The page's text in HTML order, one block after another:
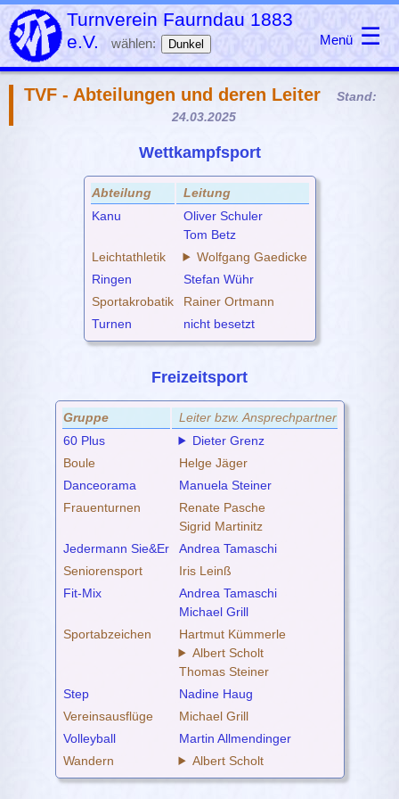
Menü ☰
Turnverein Faurndau 1883
e.V.
wählen: Dunkel
TVF - Abteilungen und deren Leiter
Stand:
24.03.2025
Wettkampfsport
Abteilung
Leitung
Kanu
Oliver Schuler
Tom Betz
Leichtathletik
Wolfgang Gaedicke
Ringen
Stefan Wühr
Sportakrobatik
Rainer Ortmann
Turnen
nicht besetzt
Freizeitsport
Gruppe
Leiter bzw. Ansprechpartner
60 Plus
Dieter Grenz
Boule
Helge Jäger
Danceorama
Manuela Steiner
Frauenturnen
Renate Pasche
Sigrid Martinitz
Jedermann Sie&Er
Andrea Tamaschi
Seniorensport
Iris Leinß
Fit-Mix
Andrea Tamaschi
Michael Grill
Sportabzeichen
Hartmut Kümmerle
Albert Scholt
Thomas Steiner
Step
Nadine Haug
Vereinsausflüge
Michael Grill
Volleyball
Martin Allmendinger
Wandern
Albert Scholt